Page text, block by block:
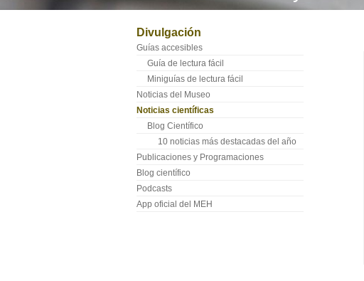
Divulgación
Guías accesibles
Guía de lectura fácil
Miniguías de lectura fácil
Noticias del Museo
Noticias científicas
Blog Científico
10 noticias más destacadas del año
Publicaciones y Programaciones
Blog científico
Podcasts
App oficial del MEH